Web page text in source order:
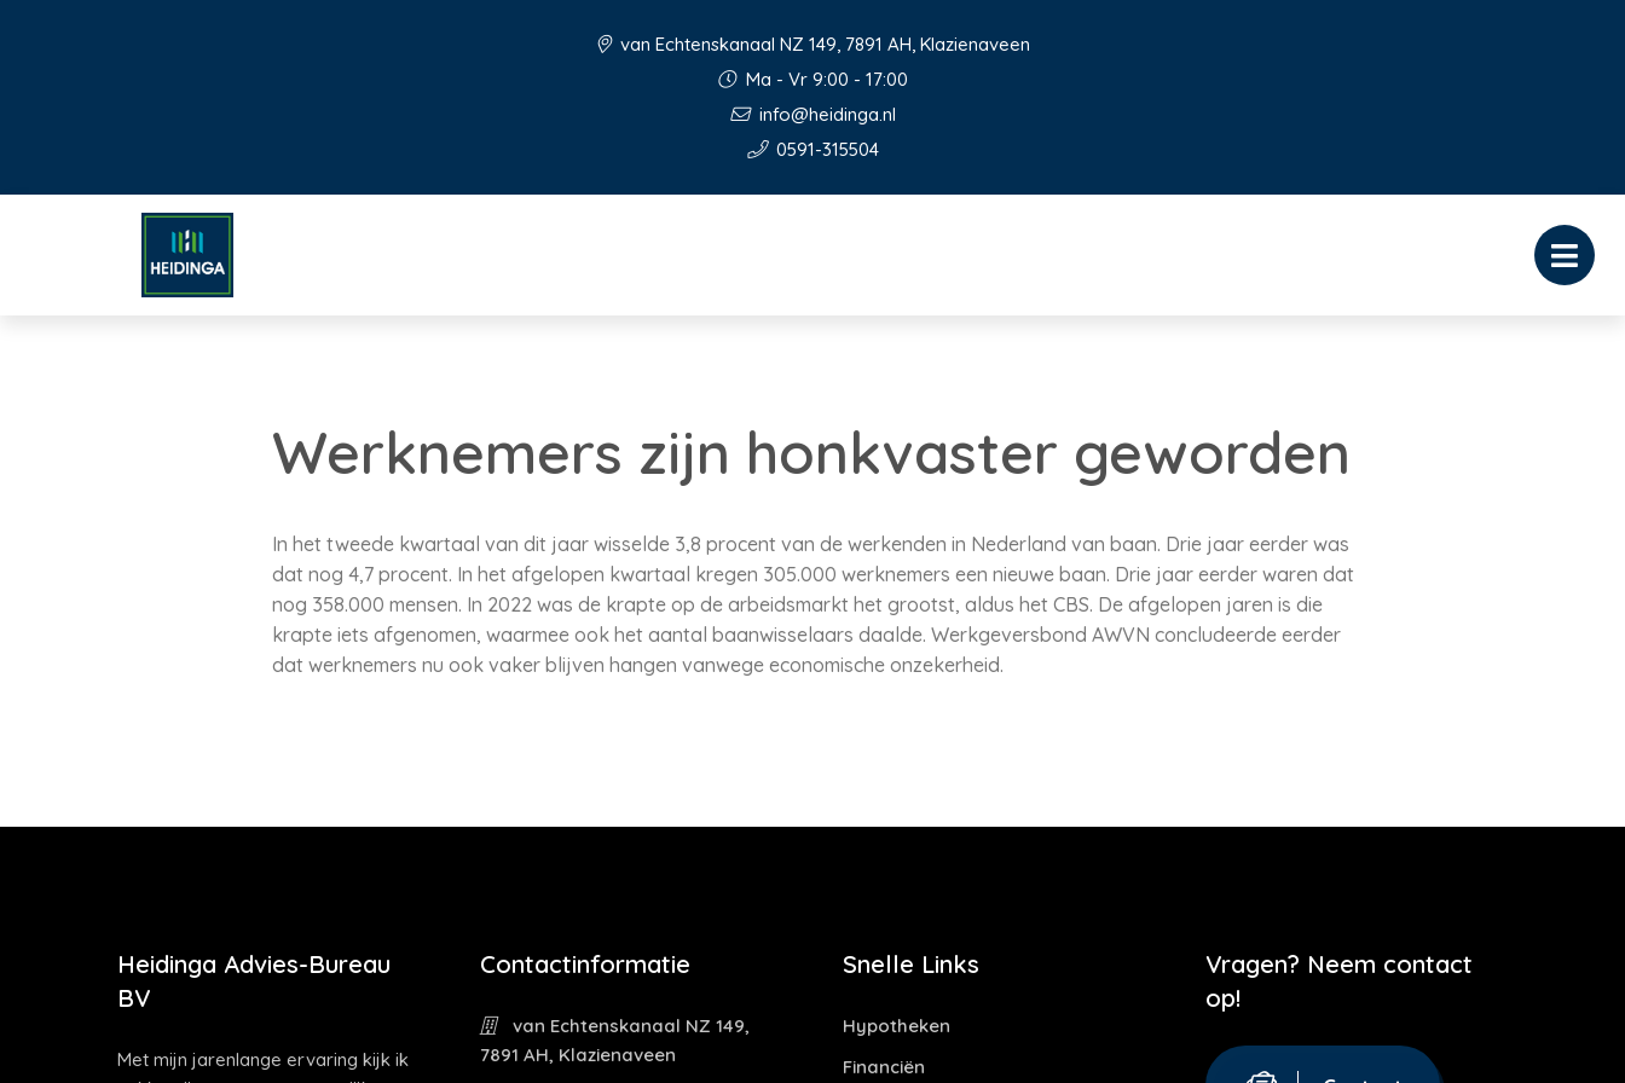
van Echtenskanaal NZ 149, 7891 AH, Klazienaveen
Ma - Vr 9:00 - 17:00
info@heidinga.nl
0591-315504
Werknemers zijn honkvaster geworden
In het tweede kwartaal van dit jaar wisselde 3,8 procent van de werkenden in Nederland van baan. Drie jaar eerder was
dat nog 4,7 procent. In het afgelopen kwartaal kregen 305.000 werknemers een nieuwe baan. Drie jaar eerder waren dat
nog 358.000 mensen. In 2022 was de krapte op de arbeidsmarkt het grootst, aldus het CBS. De afgelopen jaren is die
krapte iets afgenomen, waarmee ook het aantal baanwisselaars daalde. Werkgeversbond AWVN concludeerde eerder
dat werknemers nu ook vaker blijven hangen vanwege economische onzekerheid.
Heidinga Advies-Bureau
BV
Met mijn jarenlange ervaring kijk ik
Contactinformatie
van Echtenskanaal NZ 149,
7891 AH, Klazienaveen
Snelle Links
Hypotheken
Financiën
Vragen? Neem contact
op!